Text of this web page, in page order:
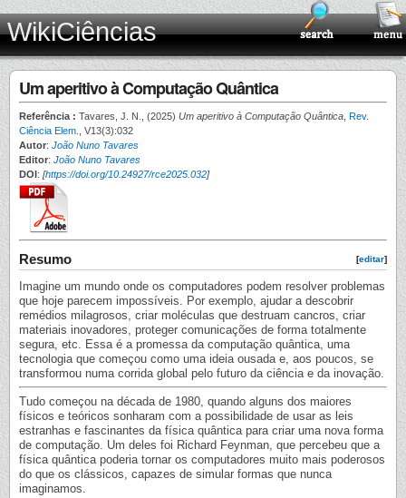
WikiCiências
Um aperitivo à Computação Quântica
Referência : Tavares, J. N., (2025) Um aperitivo à Computação Quântica Rev.
Ciência Elem.
, V13(3):032
Autor: João Nuno Tavares
Editor: João Nuno Tavares
DOI: [https://doi.org/10.24927/rce2025.032]
[editar]
Resumo
Imagine um mundo onde os computadores podem resolver problemas
que hoje parecem impossíveis. Por exemplo, ajudar a descobrir
remédios milagrosos, criar moléculas que destruam cancros, criar
materiais inovadores, proteger comunicações de forma totalmente
segura, etc. Essa é a promessa da computação quântica, uma
tecnologia que começou como uma ideia ousada e, aos poucos, se
transformou numa corrida global pelo futuro da ciência e da inovação.
Tudo começou na década de 1980, quando alguns dos maiores
físicos e teóricos sonharam com a possibilidade de usar as leis
estranhas e fascinantes da física quântica para criar uma nova forma
de computação. Um deles foi Richard Feynman, que percebeu que a
física quântica poderia tornar os computadores muito mais poderosos
do que os clássicos, capazes de simular formas que nunca
imaginamos.